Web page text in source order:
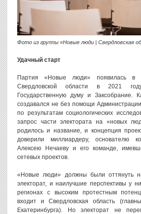
Фото из группы «Новые люди | Свердловская
Удачный старт
Партия «Новые люди» появилась в
Свердловской области в 2021
Государственную думу и Заксобрание.
создавался не без помощи
по результатам социологических
запрос части электората на «новых
родилось и название, и концепция
доверили миллиардеру, основателю
Алексею Нечаеву и его команде,
сетевых проектов.
«Новые люди» должны были оттянуть
электорат, и наилучшие перспективы у
регионах с высоким протестным
входит и Свердловская область
Екатеринбурга). Но электорат не